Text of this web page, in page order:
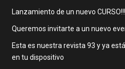
Lanzamiento de un nuevo CURSO!!!
Queremos invitarte a un nuevo
Esta es nuestra revista 93 y ya
en tu dispositivo